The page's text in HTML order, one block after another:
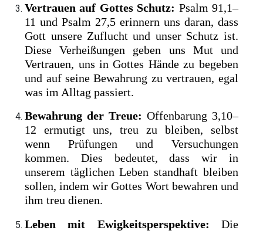
Vertrauen auf Gottes Schutz: Psalm 91,1–
11 und Psalm 27,5 erinnern uns daran, dass
Gott unsere Zuflucht und unser Schutz ist.
Diese Verheißungen geben uns Mut und
Vertrauen, uns in Gottes Hände zu begeben
und auf seine Bewahrung zu vertrauen, egal
was im Alltag passiert.
Bewahrung der Treue: Offenbarung 3,10–
12 ermutigt uns, treu zu bleiben, selbst
wenn Prüfungen und Versuchungen
kommen. Dies bedeutet, dass wir in
unserem täglichen Leben standhaft bleiben
sollen, indem wir Gottes Wort bewahren und
ihm treu dienen.
Leben mit Ewigkeitsperspektive: Die